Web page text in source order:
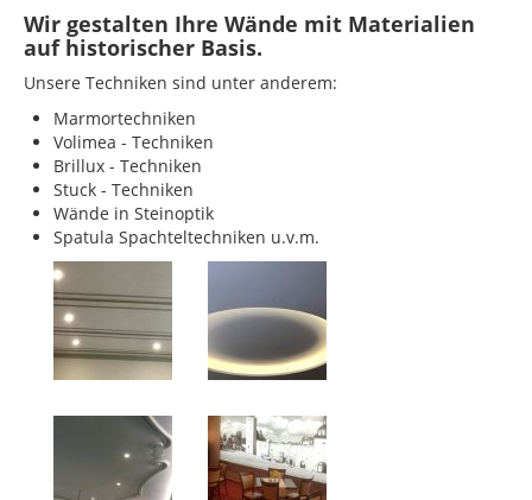
Wir gestalten Ihre Wände mit Materialien
auf historischer Basis.
Unsere Techniken sind unter anderem:
Marmortechniken
Volimea - Techniken
Brillux - Techniken
Stuck - Techniken
Wände in Steinoptik
Spatula Spachteltechniken u.v.m.